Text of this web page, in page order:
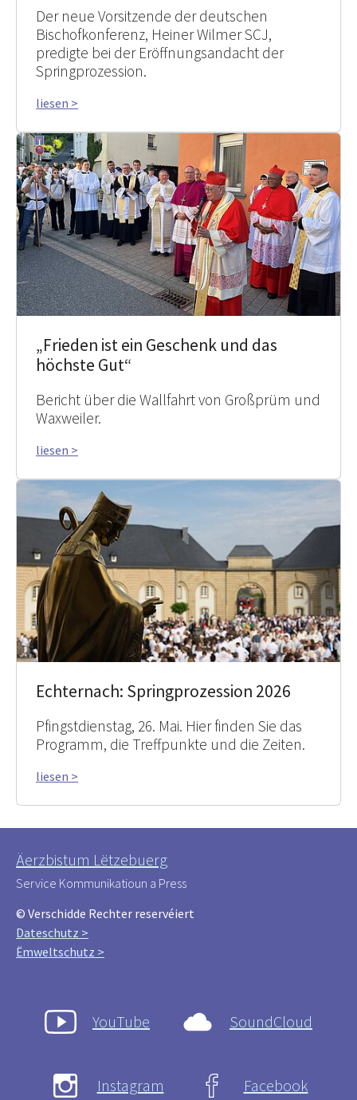
Der neue Vorsitzende der deutschen
Bischofkonferenz, Heiner Wilmer SCJ,
predigte bei der Eröffnungsandacht der
Springprozession.
liesen >
„Frieden ist ein Geschenk und das
höchste Gut“
Bericht über die Wallfahrt von Großprüm und
Waxweiler.
liesen >
Echternach: Springprozession 2026
Pfingstdienstag, 26. Mai. Hier finden Sie das
Programm, die Treffpunkte und die Zeiten.
liesen >
Äerzbistum Lëtzebuerg
Service Kommunikatioun a Press
© Verschidde Rechter reservéiert
Dateschutz >
Ëmweltschutz >
YouTube SoundCloud
Instagram Facebook